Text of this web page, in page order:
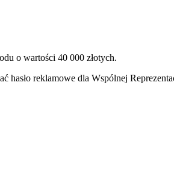
o wartości 40 000 złotych.
reklamowe dla Wspólnej